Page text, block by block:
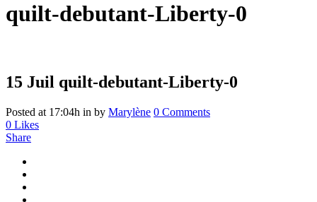
quilt-debutant-Liberty-0
15 Juil quilt-debutant-Liberty-0
Posted at 17:04h in by Marylène 0 Comments
0 Likes
Share